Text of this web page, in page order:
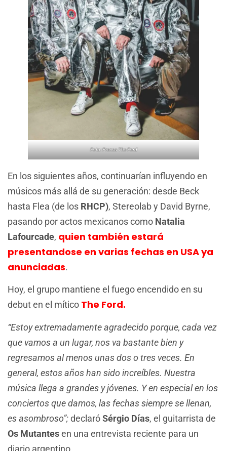
Foto: Prensa The Ford
En los siguientes años, continuarían influyendo en
músicos más allá de su generación: desde Beck
hasta Flea (de los RHCP), Stereolab y David Byrne,
pasando por actos mexicanos como Natalia
Lafourcade, quien también estará
presentandose en varias fechas en USA ya
anunciadas.
Hoy, el grupo mantiene el fuego encendido en su
debut en el mítico The Ford.
“Estoy extremadamente agradecido porque, cada vez
que vamos a un lugar, nos va bastante bien y
regresamos al menos unas dos o tres veces. En
general, estos años han sido increíbles. Nuestra
música llega a grandes y jóvenes. Y en especial en los
conciertos que damos, las fechas siempre se llenan,
es asombroso”;declaróSérgio Días, el guitarrista de
Os Mutantesen una entrevista reciente para un
diario argentino.